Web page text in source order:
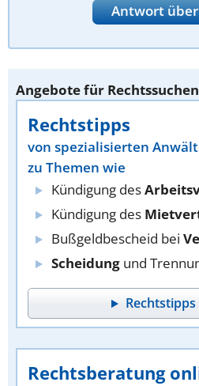
Antwort
Angebote für
Rechtstipps
von spezialisierten
zu Themen wie
Kündigung des
Kündigung des
Bußgeldbescheid bei
Scheidung und
Rechtstipps
Rechtsberatung